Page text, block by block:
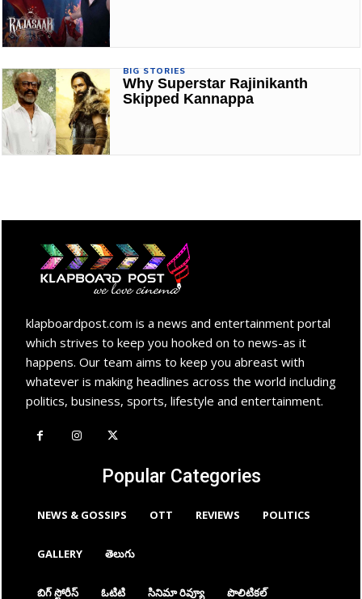
BIG STORIES
Why Superstar Rajinikanth
Skipped Kannappa
klapboardpost.com is a news and entertainment portal
which strives to keep you hooked on to news-as it
happens. Our team aims to keep you abreast with
whatever is making headlines across the world including
politics, business, sports, lifestyle and entertainment.
Popular Categories
NEWS & GOSSIPS OTT REVIEWS POLITICS
GALLERY తెలుగు
బిగ్ స్టోరీస్ ఓటిటి సినిమా రివ్యూ పొలిటికల్